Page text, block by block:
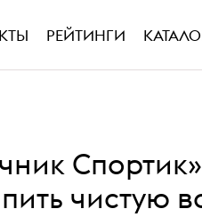
РЕЙТИНГИ
чистую